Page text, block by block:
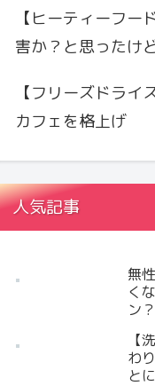
【ヒーティーフー
害か？と思ったけ
【フリーズドライ
カフェを格上げ
人気記事
無
く
ン
【
わ
と